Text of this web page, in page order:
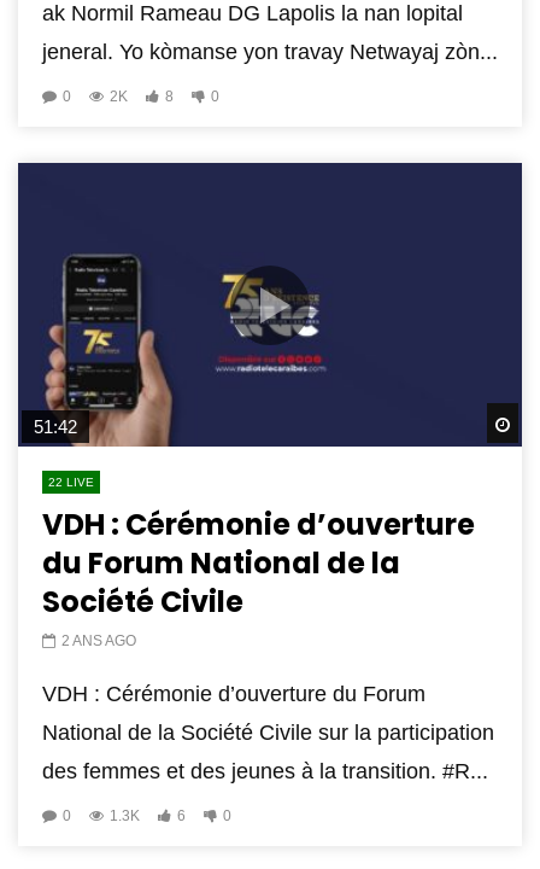
ak Normil Rameau DG Lapolis la nan lopital
jeneral. Yo kòmanse yon travay Netwayaj zòn...
0 2K 8 0
51:42
22 LIVE
VDH : Cérémonie d’ouverture
du Forum National de la
Société Civile
2 ANS AGO
VDH : Cérémonie d’ouverture du Forum
National de la Société Civile sur la participation
des femmes et des jeunes à la transition. #R...
0 1.3K 6 0